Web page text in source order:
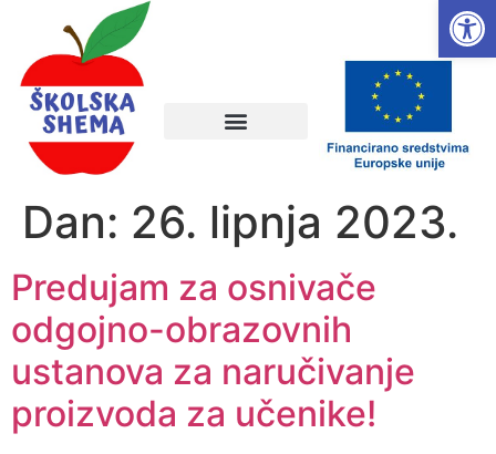
Dan: 26. lipnja 2023.
Predujam za osnivače
odgojno-obrazovnih
ustanova za naručivanje
proizvoda za učenike!